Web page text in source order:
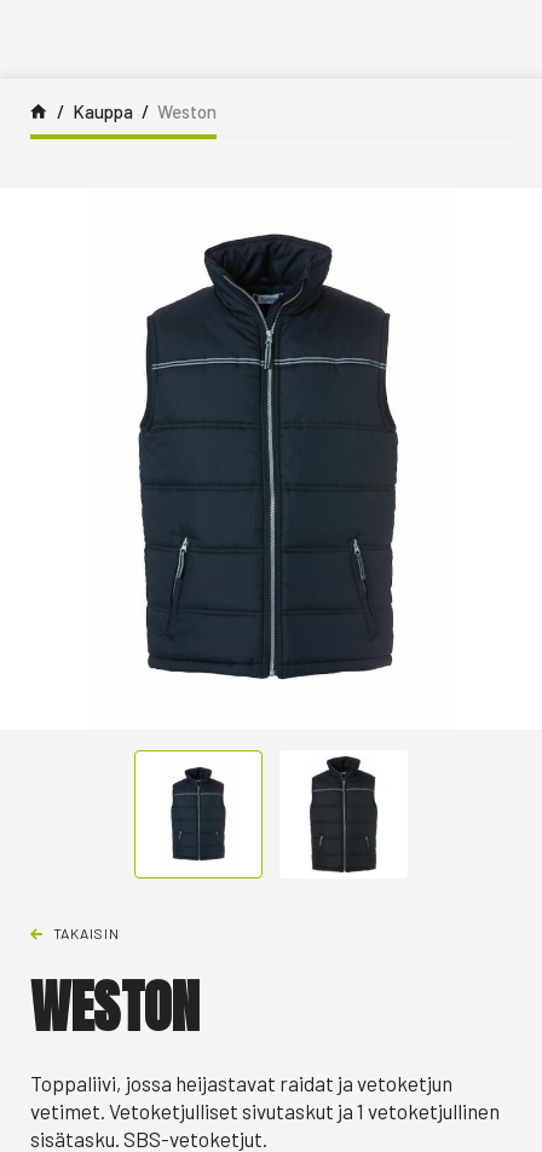
Kauppa Weston
TAKAISIN
WESTON
Toppaliivi, jossa heijastavat raidat ja vetoketjun
vetimet. Vetoketjulliset sivutaskut ja 1 vetoketjullinen
sisätasku. SBS-vetoketjut.